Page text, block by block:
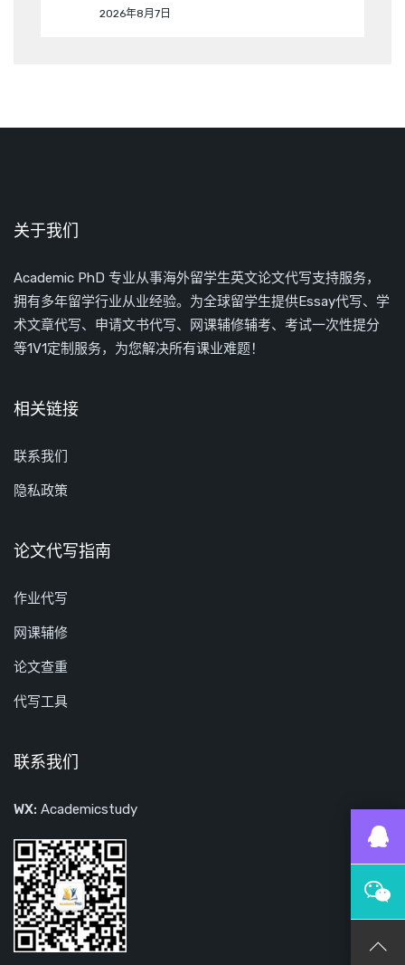
2026年8月7日
关于我们
Academic PhD 专业从事海外留学生英文论文代写支持服务，
拥有多年留学行业从业经验。为全球留学生提供Essay代写、学
术文章代写、申请文书代写、网课辅修辅考、考试一次性提分
等1V1定制服务，为您解决所有课业难题！
相关链接
联系我们
隐私政策
论文代写指南
作业代写
网课辅修
论文查重
代写工具
联系我们
WX: Academicstudy